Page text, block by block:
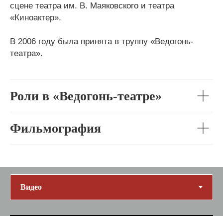
сцене театра им. В. Маяковского и театра
«Киноактер».
В 2006 году была принята в труппу «Ведогонь-
театра».
Роли в «Ведогонь-театре»
Фильмография